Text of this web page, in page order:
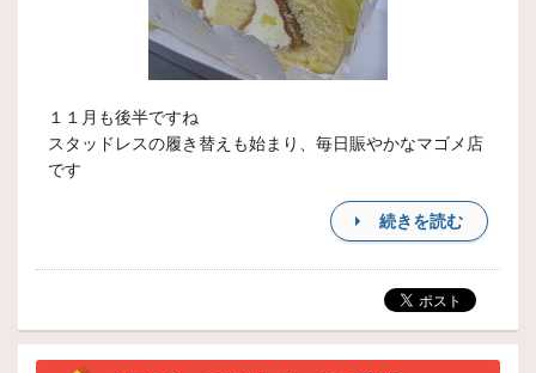
１１月も後半ですね
スタッドレスの履き替えも始まり、毎日賑やかなマゴメ店
です
続きを読む